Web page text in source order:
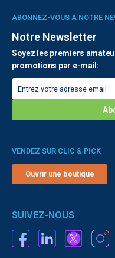
ABONNEZ-VOUS À NOTRE
Notre Newsletter
Soyez les premiers
promotions par e-mail:
VENDEZ SUR CLIC & PICK
Ouvrir une boutique
SUIVEZ-NOUS